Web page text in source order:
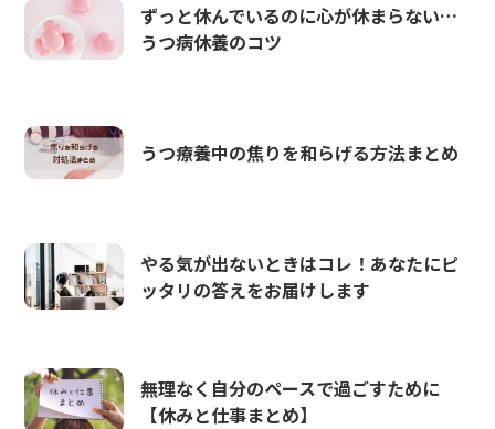
ずっと休んでいるのに心が休まらない…
うつ病休養のコツ
うつ療養中の焦りを和らげる方法まとめ
やる気が出ないときはコレ！あなたにピ
ッタリの答えをお届けします
無理なく自分のペースで過ごすために
【休みと仕事まとめ】